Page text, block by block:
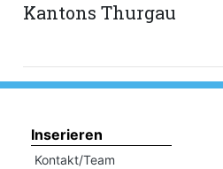
Kantons Thurgau
Inserieren
Kontakt/Team